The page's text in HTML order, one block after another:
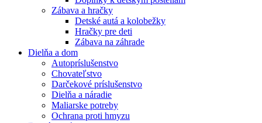
Zábava a hračky
Detské autá a kolobežky
Hračky pre deti
Zábava na záhrade
Dielňa a dom
Autopríslušenstvo
Chovateľstvo
Darčekové príslušenstvo
Dielňa a náradie
Maliarske potreby
Ochrana proti hmyzu